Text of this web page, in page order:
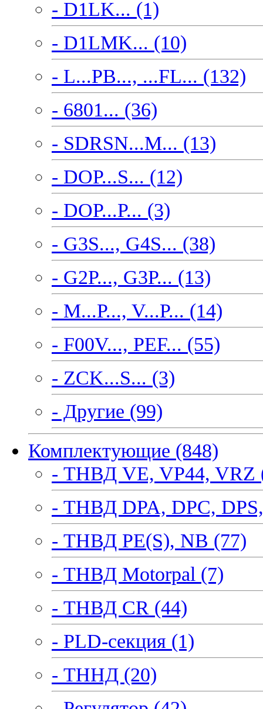
- D1LK... (1)
- D1LMK... (10)
- L...PB..., ...FL... (132)
- 6801... (36)
- SDRSN...M... (13)
- DOP...S... (12)
- DOP...P... (3)
- G3S..., G4S... (38)
- G2P..., G3P... (13)
- M...P..., V...P... (14)
- F00V..., PEF... (55)
- ZCK...S... (3)
- Другие (99)
Комплектующие (848)
- ТНВД VE, VP44, VRZ
- ТНВД DPA, DPC,
- ТНВД PE(S), NB (77)
- ТНВД Motorpal (7)
- ТНВД CR (44)
- PLD-секция (1)
- ТННД (20)